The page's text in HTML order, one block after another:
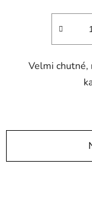
Velmi chutné,